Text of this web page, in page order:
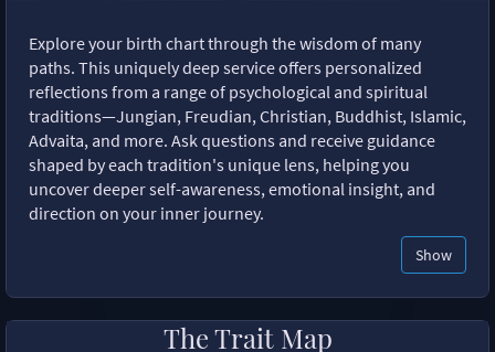
Explore your birth chart through the wisdom of many
paths. This uniquely deep service offers personalized
reflections from a range of psychological and spiritual
traditions—Jungian, Freudian, Christian, Buddhist, Islamic,
Advaita, and more. Ask questions and receive guidance
shaped by each tradition's unique lens, helping you
uncover deeper self-awareness, emotional insight, and
direction on your inner journey.
Show
The Trait Map